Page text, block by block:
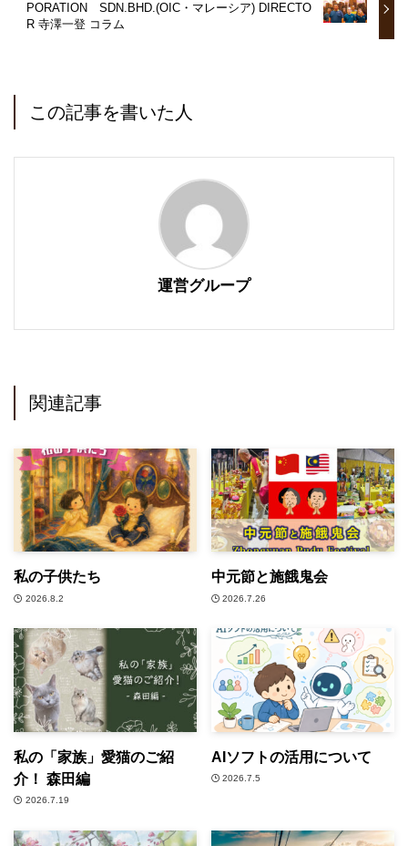
PORATION SDN.BHD.(OIC・マレーシア) DIRECTO
R 寺澤一登 コラム
この記事を書いた人
運営グループ
関連記事
私の子供たち
2026.8.2
中元節と施餓鬼会
2026.7.26
私の「家族」愛猫のご紹
介！ 森田編
2026.7.19
AIソフトの活用について
2026.7.5